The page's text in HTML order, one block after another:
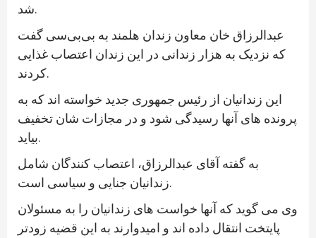
شد.
عبدالرزاق خان معاون زندان هلمند به بی‌بی‌سی گفت
که نزدیک به هزار زندانی در این زندان اعتصاب غذایی
کردند.
این زندانیان از رئیس جمهوری جدید خواسته اند که به
پرونده های آنها رسیدگی شود و در مجازات شان تخفیف
بیاید.
به گفته آقای عبدالرزاق، اعتصاب کنندگان شامل
زندانیان جنایی و سیاسی است.
وی می گوید که آنها خواست های زندانیان را به مسئولان
پایتخت انتقال داده اند و امیدوارند به این قضیه زودتر